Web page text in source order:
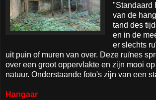
"Standaard
van de
tand des
en in de
er slechts
uit puin of muren van over. Deze ruïnes
over een groot oppervlakte en zijn mooi
natuur. Onderstaande foto's zijn van een
Hangaar